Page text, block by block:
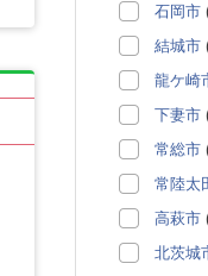
石岡市
結城市
龍ケ崎
下妻市
常総市
常陸太
高萩市
北茨城